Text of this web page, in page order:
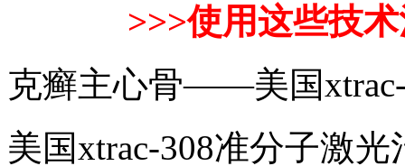
>>>使用这些技
克癣主心骨——美国
美国xtrac-308准分子激